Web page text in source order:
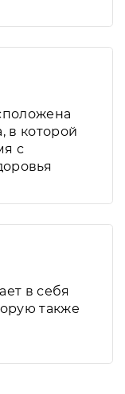
в которой
с
в себя
также